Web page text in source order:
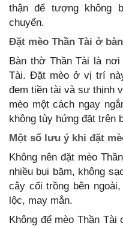
thận để tượng không
chuyển.
Đặt mèo Thần Tài ở
Bàn thờ Thần Tài là
Tài. Đặt mèo ở vị trí
đem tiền tài và sự thịnh
mèo một cách ngay
không tùy hứng đặt trên
Một số lưu ý khi đặt
Không nên đặt mèo
nhiều bụi bặm, không
cây cối trồng bên
lộc, may mắn.
Không để mèo Thần